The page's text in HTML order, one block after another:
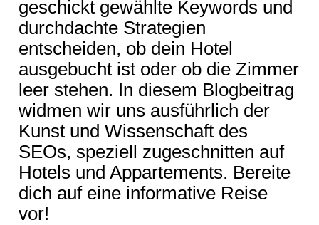
geschickt gewählte Keywords und
durchdachte Strategien
entscheiden, ob dein Hotel
ausgebucht ist oder ob die Zimmer
leer stehen. In diesem Blogbeitrag
widmen wir uns ausführlich der
Kunst und Wissenschaft des
SEOs, speziell zugeschnitten auf
Hotels und Appartements. Bereite
dich auf eine informative Reise
vor!